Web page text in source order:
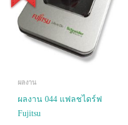
ผลงาน
ผลงาน 044 แฟลชไดร์ฟ
Fujitsu